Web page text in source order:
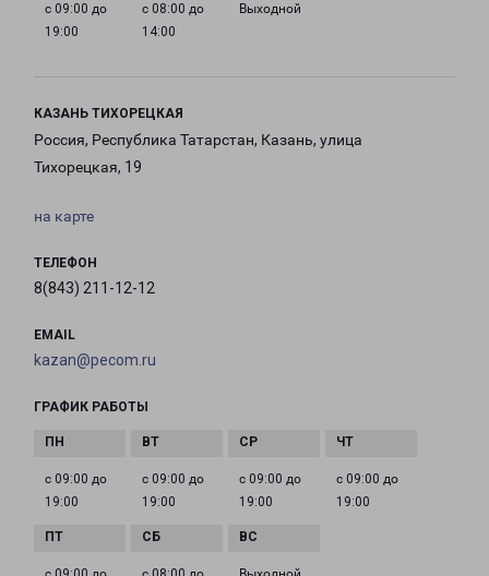
с 09:00 до
19:00
с 08:00 до
14:00
Выходной
КАЗАНЬ ТИХОРЕЦКАЯ
Россия, Республика Татарстан, Казань, улица
Тихорецкая, 19
на карте
ТЕЛЕФОН
8(843) 211-12-12
EMAIL
kazan@pecom.ru
ГРАФИК РАБОТЫ
с 09:00 до
19:00
с 09:00 до
19:00
с 09:00 до
19:00
с 09:00 до
19:00